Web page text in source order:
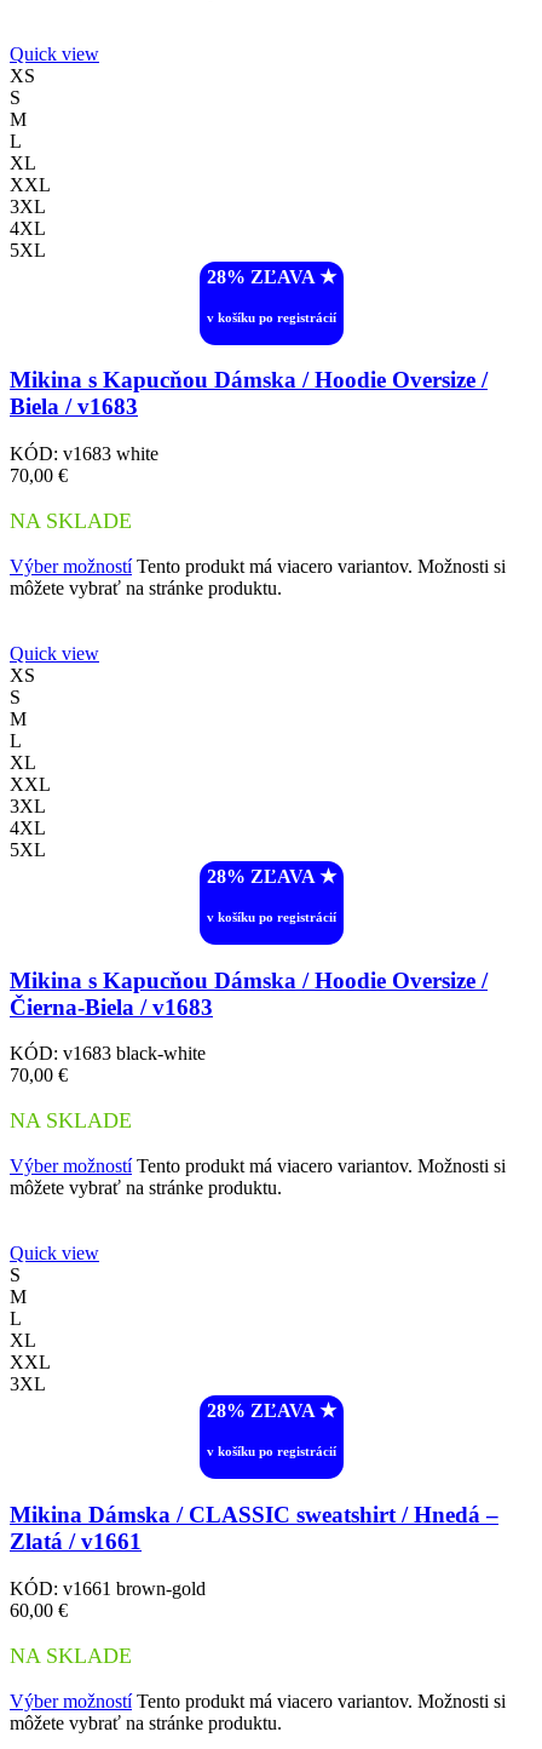
Quick view
XS
S
M
L
XL
XXL
3XL
4XL
5XL
28% ZĽAVA ︎★
v košíku po registrácií
Mikina s Kapucňou Dámska / Hoodie Oversize /
Biela / v1683
KÓD: v1683 white
70,00 €
NA SKLADE
Výber možností Tento produkt má viacero variantov. Možnosti si
môžete vybrať na stránke produktu.
Quick view
XS
S
M
L
XL
XXL
3XL
4XL
5XL
28% ZĽAVA ︎★
v košíku po registrácií
Mikina s Kapucňou Dámska / Hoodie Oversize /
Čierna-Biela / v1683
KÓD: v1683 black-white
70,00 €
NA SKLADE
Výber možností Tento produkt má viacero variantov. Možnosti si
môžete vybrať na stránke produktu.
Quick view
S
M
L
XL
XXL
3XL
28% ZĽAVA ︎★
v košíku po registrácií
Mikina Dámska / CLASSIC sweatshirt / Hnedá –
Zlatá / v1661
KÓD: v1661 brown-gold
60,00 €
NA SKLADE
Výber možností Tento produkt má viacero variantov. Možnosti si
môžete vybrať na stránke produktu.